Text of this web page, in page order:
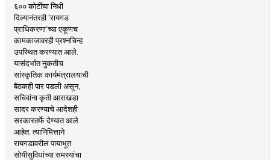
६०० कोटींचा निधी
दिल्यानंतरही ‘रायगड
प्राधिकरणा’च्या एकूणच
कामकाजावरही प्रश्नचिन्ह
उपस्थित करण्यात आले.
यासंदर्भात नुकतीच
सांस्कृतिक कार्यमंत्रालयाची
बैठकही पार पडली असून,
सचिवांना कृती आराखडा
सादर करण्याचे आदेशही
सरकारतर्फे देण्यात आले
आहेत. त्यानिमित्ताने
रायगडावरील पायाभूत
सोयीसुविधांच्या समस्यांचा